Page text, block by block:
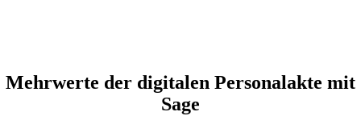
Mehrwerte der digitalen Personalakte mit
Sage